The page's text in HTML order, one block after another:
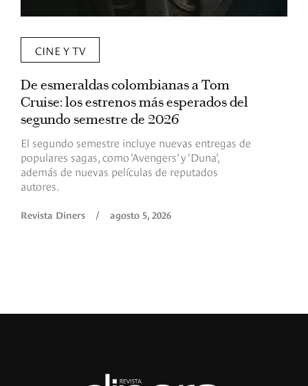
CINE Y TV
De esmeraldas colombianas a Tom
Cruise: los estrenos más esperados del
segundo semestre de 2026
El segundo semestre incluye nuevas entregas de
populares sagas, como ‘Avengers’ y ‘Duna’,
además de nuevas películas de reputados
autores.
Revista Diners / agosto 5, 2026